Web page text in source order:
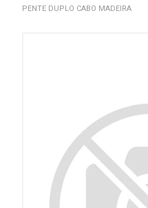
PENTE DUPLO CABO MADEIRA